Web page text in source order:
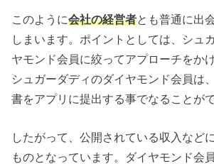
このように会社の経営者とも普通に出
しまいます。ポイントとしては、シュ
ヤモンド会員に絞ってアプローチをか
シュガーダディのダイヤモンド会員は
書をアプリに提出する事でなることが
したがって、公開されている収入など
ものとなっています。ダイヤモンド会